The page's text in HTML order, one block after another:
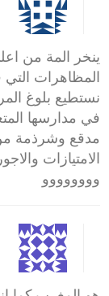
ينخر المة من
المظاهرات
نستطيع بلوغ
في مدارسها
مدقع وشرذمة من
الامتيازات
وووووووو